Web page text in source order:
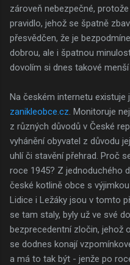
zároveň nebezpečné,
pravidlo, jehož se špatně
přesvědčen, že je
dobrou, ale i špatnou
dovolím si dnes takové
Na českém internetu existuje
zanikleobce.cz . Monitoruje
z různých důvodů v České
vyhánění obyvatel z důvodu
uhlí či stavění přehrad. Proč
roce 1945? Z jednoduchého
české kotlině obce s
Lidice i Ležáky jsou v tomto
se tam staly, byly už ve své
bezprecedentní zločin, jehož
se dodnes konají
a má to tak být - jenže po